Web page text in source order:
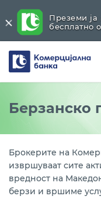
За нас
Блог
Close submenu
Работи со
Инвестициско
Комерцијална
банка
Берзанско
Брокерите на
извршуваат сите
вредност на
берзи и вршиме
Преземи ја
бесплатно